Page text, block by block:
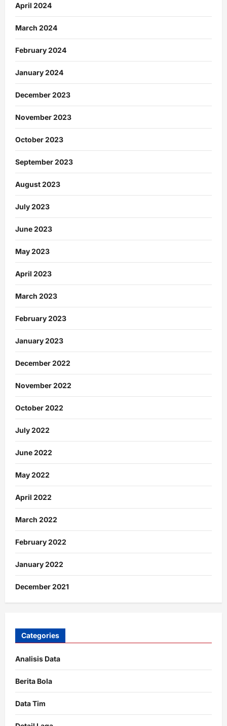
April 2024
March 2024
February 2024
January 2024
December 2023
November 2023
October 2023
September 2023
August 2023
July 2023
June 2023
May 2023
April 2023
March 2023
February 2023
January 2023
December 2022
November 2022
October 2022
July 2022
June 2022
May 2022
April 2022
March 2022
February 2022
January 2022
December 2021
Categories
Analisis Data
Berita Bola
Data Tim